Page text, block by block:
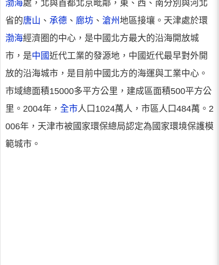
渤海處，北與首都北京毗鄰，東、西、南分別與河北
省的唐山 、 承德 、 廊坊 、 滄州 地區接壤。天津處於環
渤海經濟圈的中心，是中國北方最大的沿海開放城
市，是中國近代工業的發源地，中國近代最早對外開
放的沿海城市，是目前中國北方的海運與工業中心。
市域總面積15000多平方公里，建成區面積500平方公
里。2004年， 全市人口1024萬人，市區人口484萬。2
006年，天津市被國家環保總局認定為國家環境保護模
範城市。